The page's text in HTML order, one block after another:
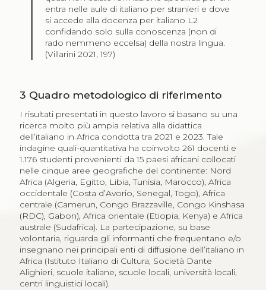
entra nelle aule di italiano per stranieri e dove
si accede alla docenza per italiano L2
confidando solo sulla conoscenza (non di
rado nemme­no eccelsa) della nostra lingua.
(Villarini 2021, 197)
3 Quadro metodologico di riferimento
I risultati presentati in questo lavoro si basano su una
ricerca molto più ampia relativa alla didattica
dell’italiano in Africa condotta tra 2021 e 2023. Tale
indagine quali-quantitativa ha coinvolto 261 docenti e
1.176 studenti provenienti da 15 paesi africani collocati
nelle cinque aree geografiche del continente: Nord
Africa (Algeria, Egitto, Libia, Tunisia, Marocco), Africa
occidentale (Costa d’Avorio, Senegal, Togo), Africa
centrale (Camerun, Congo Brazzaville, Congo Kinshasa
(RDC), Gabon), Africa orientale (Etiopia, Kenya) e Africa
australe (Sudafrica). La partecipazione, su base
volontaria, riguarda gli informanti che frequentano e/o
insegnano nei principali enti di diffusione dell’italiano in
Africa (Istituto Italiano di Cultura, Società Dante
Alighieri, scuole italiane, scuole locali, università locali,
centri linguistici locali).